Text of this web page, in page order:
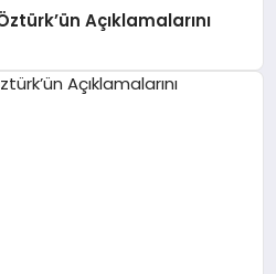
Açıklamalarını